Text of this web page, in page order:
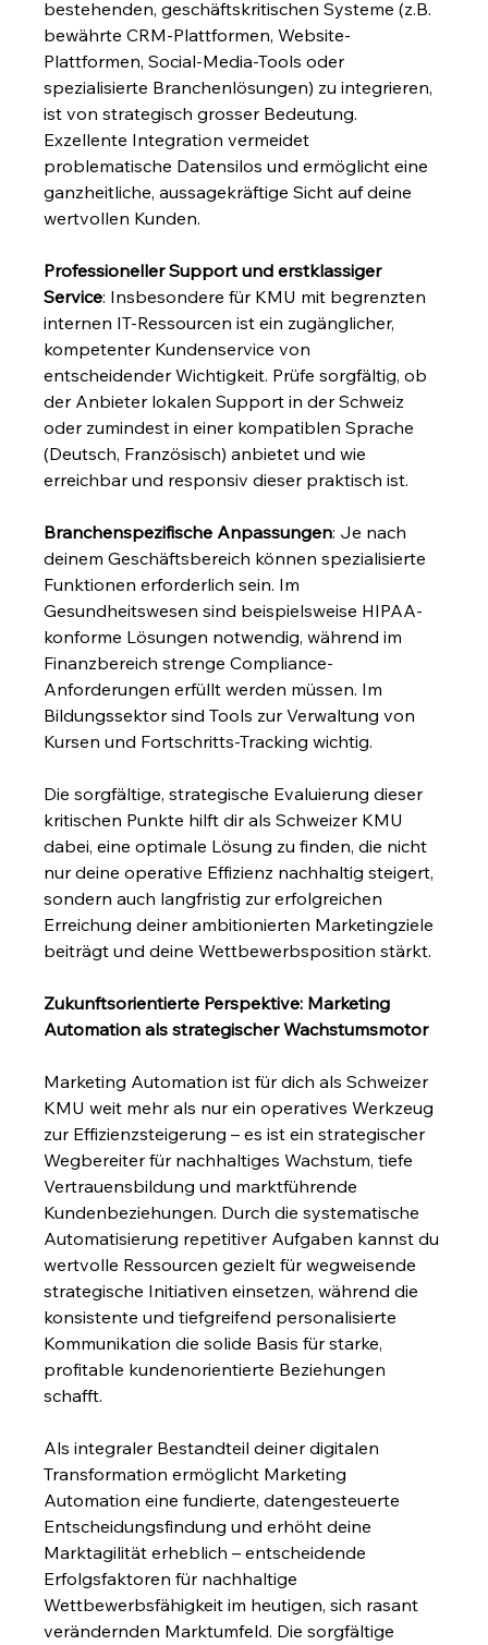
bestehenden, geschäftskritischen Systeme (z.B.
bewährte CRM-Plattformen, Website-
Plattformen, Social-Media-Tools oder
spezialisierte Branchenlösungen) zu integrieren,
ist von strategisch grosser Bedeutung.
Exzellente Integration vermeidet
problematische Datensilos und ermöglicht eine
ganzheitliche, aussagekräftige Sicht auf deine
wertvollen Kunden.
Professioneller Support und erstklassiger
Service: Insbesondere für KMU mit begrenzten
internen IT-Ressourcen ist ein zugänglicher,
kompetenter Kundenservice von
entscheidender Wichtigkeit. Prüfe sorgfältig, ob
der Anbieter lokalen Support in der Schweiz
oder zumindest in einer kompatiblen Sprache
(Deutsch, Französisch) anbietet und wie
erreichbar und responsiv dieser praktisch ist.
Branchenspezifische Anpassungen: Je nach
deinem Geschäftsbereich können spezialisierte
Funktionen erforderlich sein. Im
Gesundheitswesen sind beispielsweise HIPAA-
konforme Lösungen notwendig, während im
Finanzbereich strenge Compliance-
Anforderungen erfüllt werden müssen. Im
Bildungssektor sind Tools zur Verwaltung von
Kursen und Fortschritts-Tracking wichtig.
Die sorgfältige, strategische Evaluierung dieser
kritischen Punkte hilft dir als Schweizer KMU
dabei, eine optimale Lösung zu finden, die nicht
nur deine operative Effizienz nachhaltig steigert,
sondern auch langfristig zur erfolgreichen
Erreichung deiner ambitionierten Marketingziele
beiträgt und deine Wettbewerbsposition stärkt.
Zukunftsorientierte Perspektive: Marketing
Automation als strategischer Wachstumsmotor
Marketing Automation ist für dich als Schweizer
KMU weit mehr als nur ein operatives Werkzeug
zur Effizienzsteigerung – es ist ein strategischer
Wegbereiter für nachhaltiges Wachstum, tiefe
Vertrauensbildung und marktführende
Kundenbeziehungen. Durch die systematische
Automatisierung repetitiver Aufgaben kannst du
wertvolle Ressourcen gezielt für wegweisende
strategische Initiativen einsetzen, während die
konsistente und tiefgreifend personalisierte
Kommunikation die solide Basis für starke,
profitable kundenorientierte Beziehungen
schafft.
Als integraler Bestandteil deiner digitalen
Transformation ermöglicht Marketing
Automation eine fundierte, datengesteuerte
Entscheidungsfindung und erhöht deine
Marktagilität erheblich – entscheidende
Erfolgsfaktoren für nachhaltige
Wettbewerbsfähigkeit im heutigen, sich rasant
verändernden Marktumfeld. Die sorgfältige